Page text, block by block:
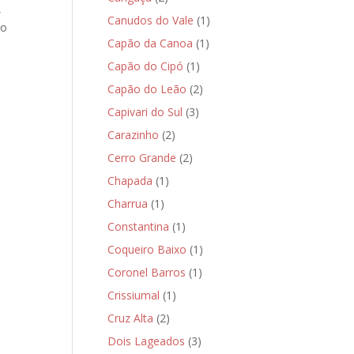
Canudos do Vale (1)
Capão da Canoa (1)
Capão do Cipó (1)
Capão do Leão (2)
Capivari do Sul (3)
Carazinho (2)
Cerro Grande (2)
Chapada (1)
Charrua (1)
Constantina (1)
Coqueiro Baixo (1)
Coronel Barros (1)
Crissiumal (1)
Cruz Alta (2)
Dois Lageados (3)